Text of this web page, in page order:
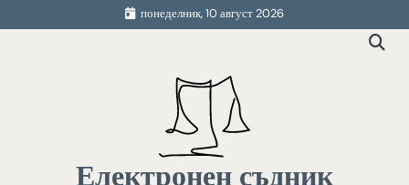
to
понеделник, 10 август 2026
Електронен съдник